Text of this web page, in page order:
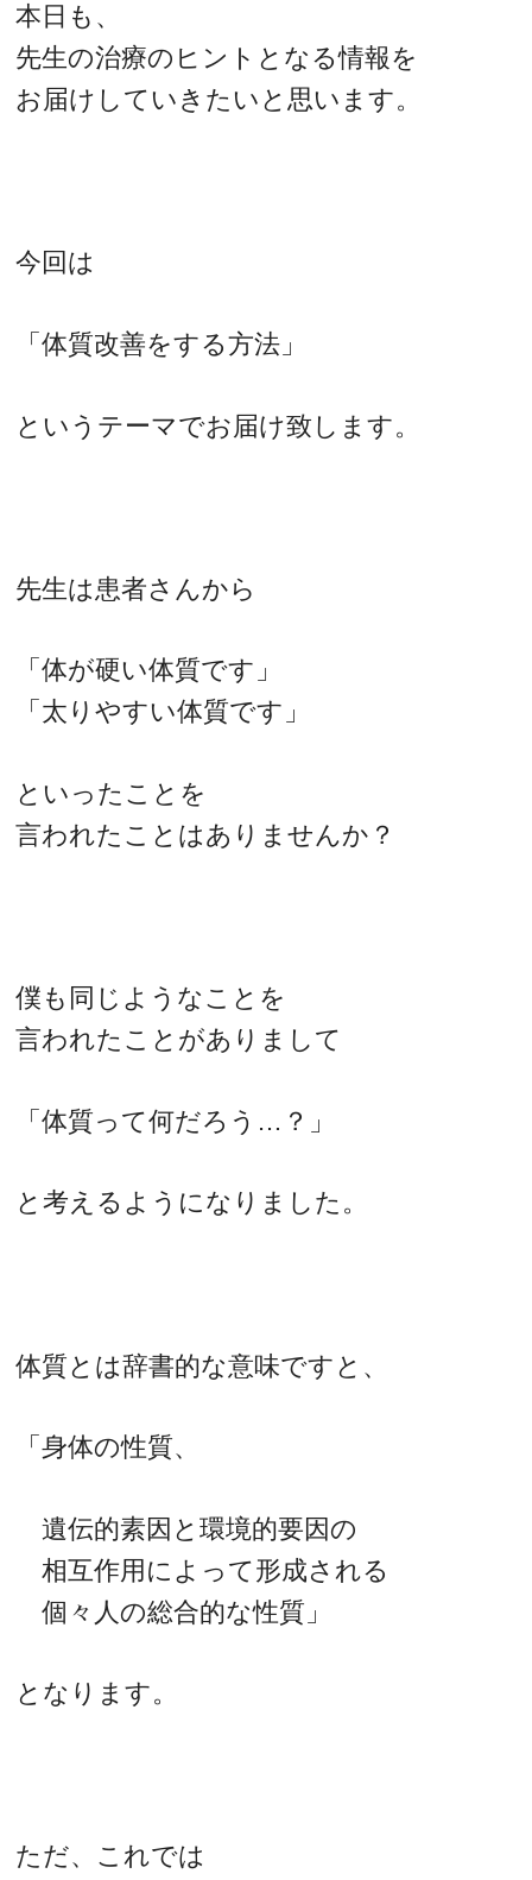
本日も、
先生の治療のヒントとなる情報を
お届けしていきたいと思います。
今回は
「体質改善をする方法」
というテーマでお届け致します。
先生は患者さんから
「体が硬い体質です」
「太りやすい体質です」
といったことを
言われたことはありませんか？
僕も同じようなことを
言われたことがありまして
「体質って何だろう…？」
と考えるようになりました。
体質とは辞書的な意味ですと、
「身体の性質、
遺伝的素因と環境的要因の
相互作用によって形成される
個々人の総合的な性質」
となります。
ただ、これでは